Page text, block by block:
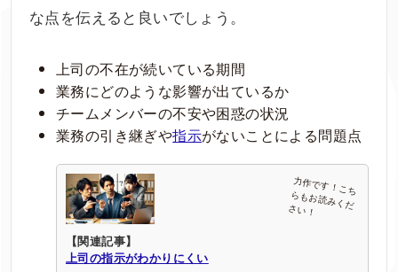
な点を伝えると良いでしょう。
上司の不在が続いている期間
業務にどのような影響が出ているか
チームメンバーの不安や困惑の状況
業務の引き継ぎや指示がないことによる問題点
【関連記事】
上司の指示がわかりにくい